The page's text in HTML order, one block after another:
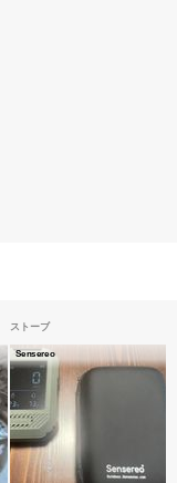
ストーブ
Sensereo